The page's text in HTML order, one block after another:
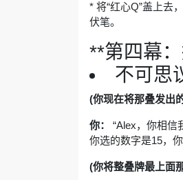
* 将“红心Q”盖上去
伏笔。
**第四幕
不可思
(你现在将那叠发出
你：
“Alex，你相信
你选的数字是15，
(你将整叠牌最上面